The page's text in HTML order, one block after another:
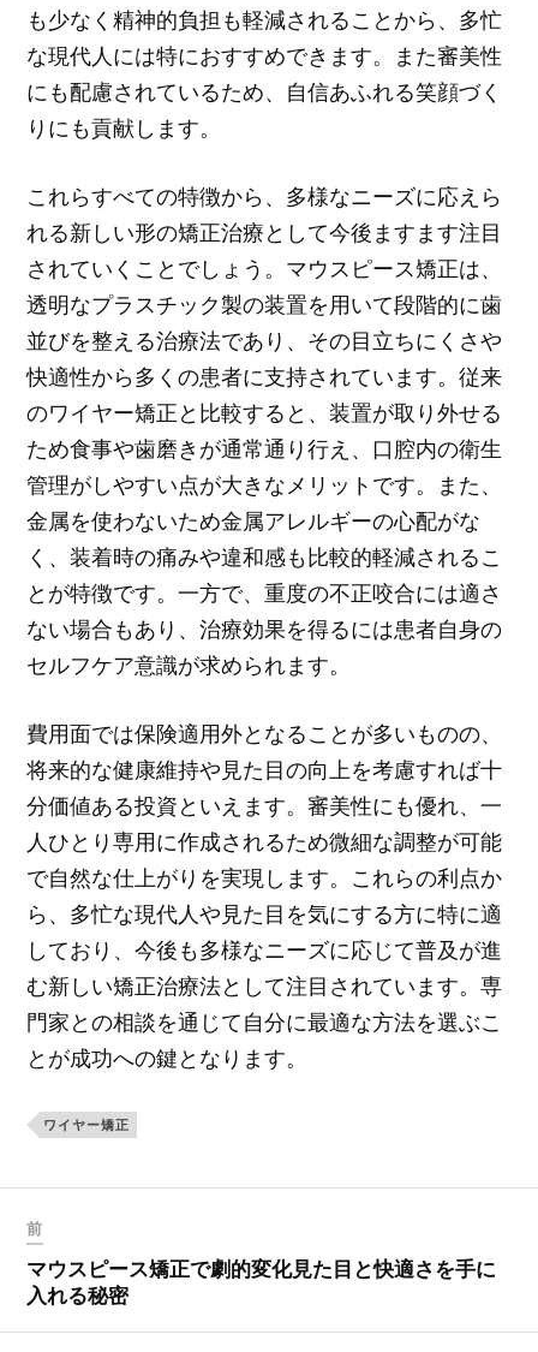
も少なく精神的負担も軽減されることから、多忙
な現代人には特におすすめできます。また審美性
にも配慮されているため、自信あふれる笑顔づく
りにも貢献します。
これらすべての特徴から、多様なニーズに応えら
れる新しい形の矯正治療として今後ますます注目
されていくことでしょう。マウスピース矯正は、
透明なプラスチック製の装置を用いて段階的に歯
並びを整える治療法であり、その目立ちにくさや
快適性から多くの患者に支持されています。従来
のワイヤー矯正と比較すると、装置が取り外せる
ため食事や歯磨きが通常通り行え、口腔内の衛生
管理がしやすい点が大きなメリットです。また、
金属を使わないため金属アレルギーの心配がな
く、装着時の痛みや違和感も比較的軽減されるこ
とが特徴です。一方で、重度の不正咬合には適さ
ない場合もあり、治療効果を得るには患者自身の
セルフケア意識が求められます。
費用面では保険適用外となることが多いものの、
将来的な健康維持や見た目の向上を考慮すれば十
分価値ある投資といえます。審美性にも優れ、一
人ひとり専用に作成されるため微細な調整が可能
で自然な仕上がりを実現します。これらの利点か
ら、多忙な現代人や見た目を気にする方に特に適
しており、今後も多様なニーズに応じて普及が進
む新しい矯正治療法として注目されています。専
門家との相談を通じて自分に最適な方法を選ぶこ
とが成功への鍵となります。
ワイヤー矯正
前
マウスピース矯正で劇的変化見た目と快適さを手に
入れる秘密